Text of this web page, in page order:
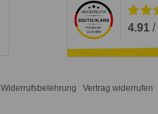
4.91 /
Widerrufsbelehrung Vertrag widerrufen